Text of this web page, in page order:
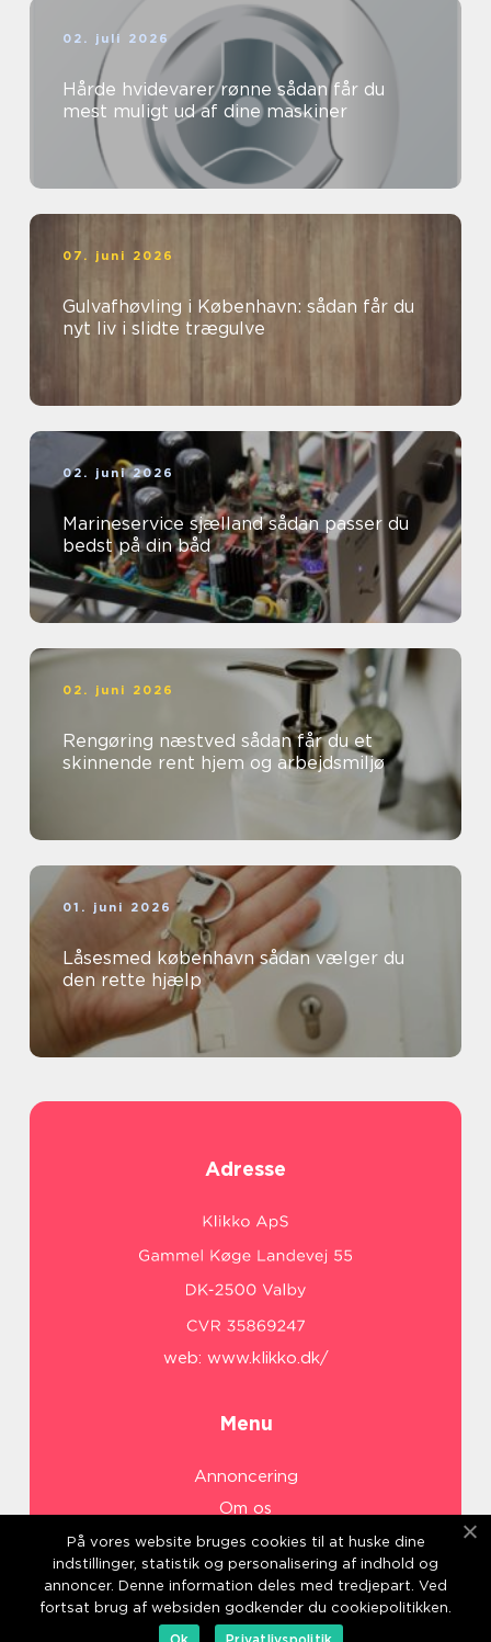
02. juli 2026
Hårde hvidevarer rønne sådan får du
mest muligt ud af dine maskiner
07. juni 2026
Gulvafhøvling i København: sådan får du
nyt liv i slidte trægulve
02. juni 2026
Marineservice sjælland sådan passer du
bedst på din båd
02. juni 2026
Rengøring næstved sådan får du et
skinnende rent hjem og arbejdsmiljø
01. juni 2026
Låsesmed københavn sådan vælger du
den rette hjælp
Adresse
web: www.klikko.dk/
Menu
Annoncering
Om os
Cookies
Kontakt os
Sitemap
På vores website bruges cookies til at huske dine
indstillinger, statistik og personalisering af indhold og
annoncer. Denne information deles med tredjepart. Ved
fortsat brug af websiden godkender du cookiepolitikken.